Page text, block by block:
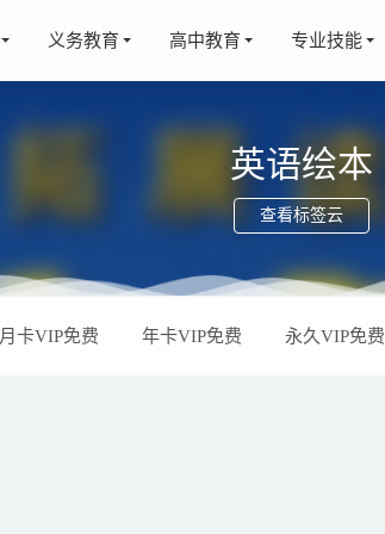
义务教育 高中教育 专业技能
英语绘本
查看标签云
月卡VIP免费 年卡VIP免费 永久VIP免费